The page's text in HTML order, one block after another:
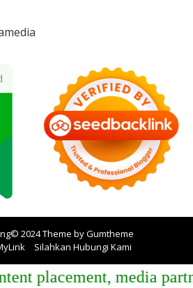
2024 Theme byGumtheme
Silahkan Hubungi Kami
media